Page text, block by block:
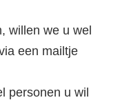
willen we u wel
een mailtje
personen u wil